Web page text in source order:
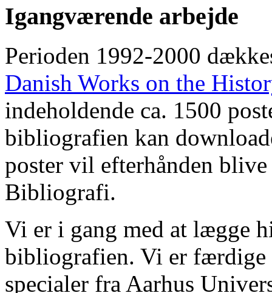
Igangværende arbejde
Perioden 1992-2000
Danish Works on the
indeholdende ca. 1500
bibliografien kan
poster vil efterhånden
Bibliografi.
Vi er i gang med at lægge
bibliografien. Vi er færdige
specialer fra Aarhus